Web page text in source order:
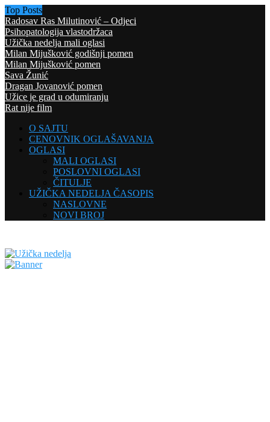
Top Posts
Radosav Ras Milutinović – Odjeci
Psihopatologija vlastodržaca
Užička nedelja mali oglasi
Milan Mijušković godišnji pomen
Milan Mijušković pomen
Sava Žunić
Dragan Jovanović pomen
Užice je grad u odumiranju
Rat nije film
O SAJTU
CENOVNIK OGLAŠAVANJA
OGLASI
MALI OGLASI
POSLOVNI OGLASI
ČITULJE
UŽIČKA NEDELJA ČASOPIS
NASLOVNE
NOVI BROJ